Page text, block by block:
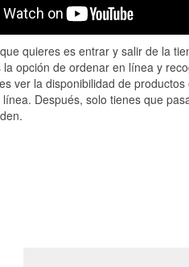
a
bulb.
me
Caleb was
my headlights.
quieres es entrar y salir de la
opción de ordenar en línea y
ver la disponibilidad de
Después, solo tienes que